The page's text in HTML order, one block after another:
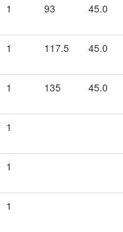
1 93 45.0
1 117.5 45.0
1 135 45.0
1
1
1